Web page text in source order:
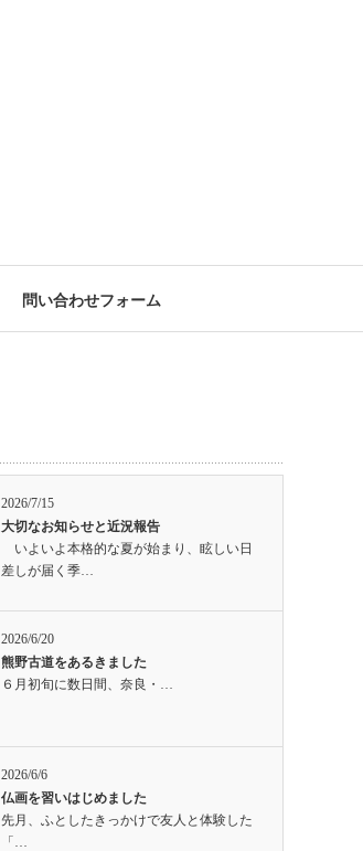
問い合わせフォーム
2026/7/15
大切なお知らせと近況報告
いよいよ本格的な夏が始まり、眩しい日
差しが届く季…
2026/6/20
熊野古道をあるきました
６月初旬に数日間、奈良・…
2026/6/6
仏画を習いはじめました
先月、ふとしたきっかけで友人と体験した
「…